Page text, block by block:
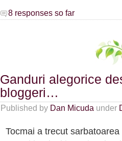
8 responses so far
Ganduri alegorice
bloggeri…
Published by Dan Micuda under
Tocmai a trecut